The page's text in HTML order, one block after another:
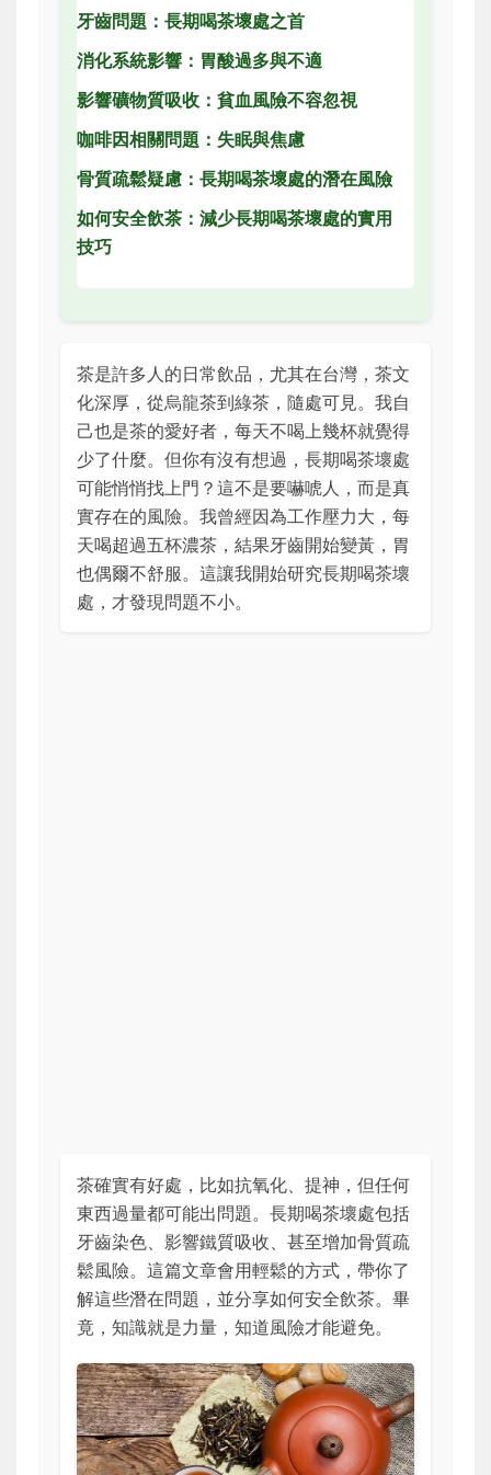
牙齒問題：長期喝茶壞處之首
消化系統影響：胃酸過多與不適
影響礦物質吸收：貧血風險不容忽視
咖啡因相關問題：失眠與焦慮
骨質疏鬆疑慮：長期喝茶壞處的潛在風險
如何安全飲茶：減少長期喝茶壞處的實用
技巧
茶是許多人的日常飲品，尤其在台灣，茶文
化深厚，從烏龍茶到綠茶，隨處可見。我自
己也是茶的愛好者，每天不喝上幾杯就覺得
少了什麼。但你有沒有想過，長期喝茶壞處
可能悄悄找上門？這不是要嚇唬人，而是真
實存在的風險。我曾經因為工作壓力大，每
天喝超過五杯濃茶，結果牙齒開始變黃，胃
也偶爾不舒服。這讓我開始研究長期喝茶壞
處，才發現問題不小。
茶確實有好處，比如抗氧化、提神，但任何
東西過量都可能出問題。長期喝茶壞處包括
牙齒染色、影響鐵質吸收、甚至增加骨質疏
鬆風險。這篇文章會用輕鬆的方式，帶你了
解這些潛在問題，並分享如何安全飲茶。畢
竟，知識就是力量，知道風險才能避免。